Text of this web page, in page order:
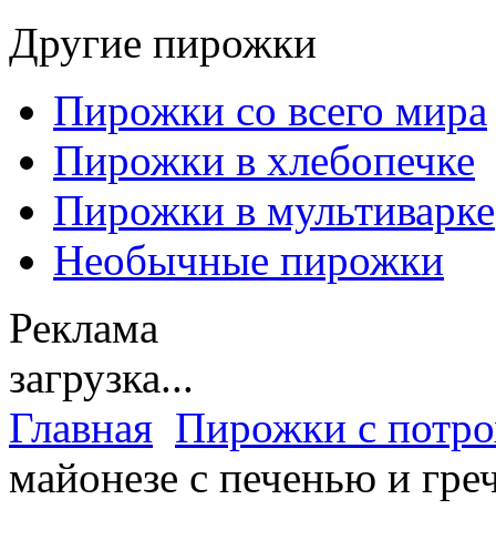
Другие пирожки
Пирожки со всего мира
Пирожки в хлебопечке
Пирожки в мультиварке
Необычные пирожки
Реклама
загрузка...
Главная Пирожки с
майонезе с печенью и